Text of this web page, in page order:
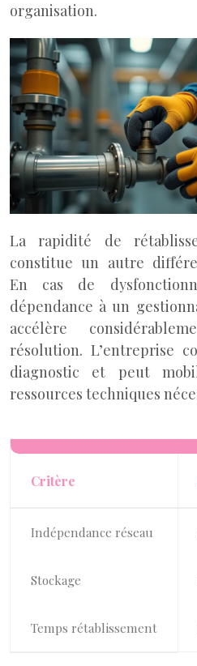
organisation.
La rapidité de
constitue un autre
En cas de
dépendance à un
accélère
résolution. L’entreprise
diagnostic et peut
ressources techniques
Critère
Indépendance réseau
Stockage
Temps rétablissement